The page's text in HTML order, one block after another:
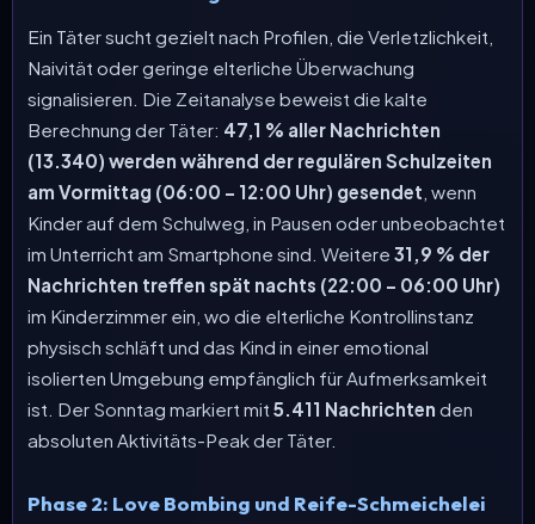
Ein Täter sucht gezielt nach Profilen, die Verletzlichkeit,
Naivität oder geringe elterliche Überwachung
signalisieren. Die Zeitanalyse beweist die kalte
Berechnung der Täter: 47,1 % aller Nachrichten
(13.340) werden während der regulären Schulzeiten
am Vormittag (06:00 – 12:00 Uhr) gesendet , wenn
Kinder auf dem Schulweg, in Pausen oder unbeobachtet
im Unterricht am Smartphone sind. Weitere 31,9 % der
Nachrichten treffen spät nachts (22:00 – 06:00 Uhr)
im Kinderzimmer ein, wo die elterliche Kontrollinstanz
physisch schläft und das Kind in einer emotional
isolierten Umgebung empfänglich für Aufmerksamkeit
ist. Der Sonntag markiert mit 5.411 Nachrichten den
absoluten Aktivitäts-Peak der Täter.
Phase 2: Love Bombing und Reife-Schmeichelei